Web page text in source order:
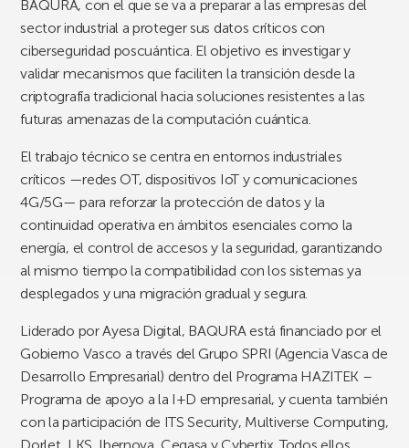
BAQURA, con el que se va a preparar a las empresas del
sector industrial a proteger sus datos críticos con
ciberseguridad poscuántica. El objetivo es investigar y
validar mecanismos que faciliten la transición desde la
criptografía tradicional hacia soluciones resistentes a las
futuras amenazas de la computación cuántica.
El trabajo técnico se centra en entornos industriales
críticos —redes OT, dispositivos IoT y comunicaciones
4G/5G— para reforzar la protección de datos y la
continuidad operativa en ámbitos esenciales como la
energía, el control de accesos y la seguridad, garantizando
al mismo tiempo la compatibilidad con los sistemas ya
desplegados y una migración gradual y segura.
Liderado por Ayesa Digital, BAQURA está financiado por el
Gobierno Vasco a través del Grupo SPRI (Agencia Vasca de
Desarrollo Empresarial) dentro del Programa HAZITEK –
Programa de apoyo a la I+D empresarial, y cuenta también
con la participación de ITS Security, Multiverse Computing,